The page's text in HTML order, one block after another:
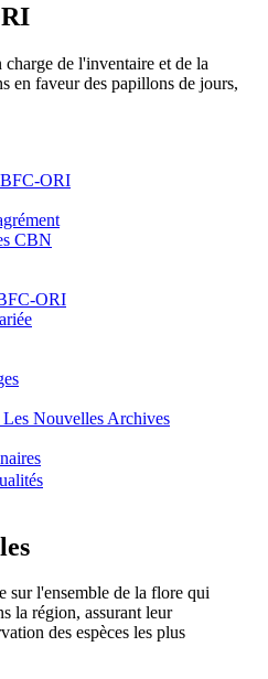
de l'inventaire et de la
en faveur des papillons de jours,
ORI
CBN
ORI
Nouvelles Archives
sur l'ensemble de la flore qui
la région, assurant leur
des espèces les plus